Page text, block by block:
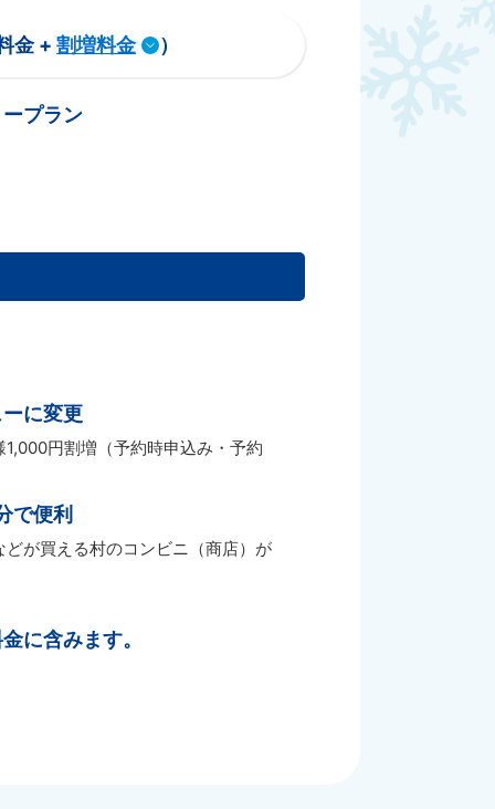
金 + 割増料金 ）
プラン
に変更
円割増（予約時申込み・予約
で便利
が買える村のコンビニ（商店）が
に含みます。